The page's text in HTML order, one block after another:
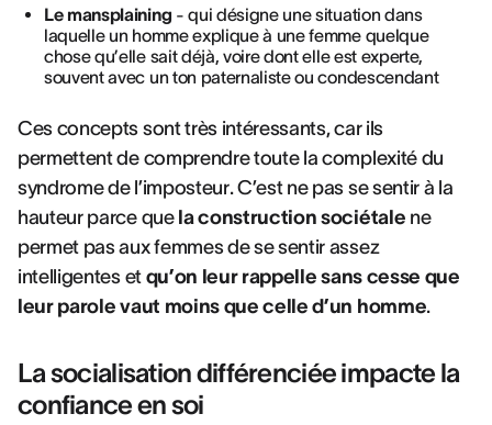
Le mansplaining - qui désigne une situation dans
laquelle un homme explique à une femme quelque
chose qu’elle sait déjà, voire dont elle est experte,
souvent avec un ton paternaliste ou condescendant
Ces concepts sont très intéressants, car ils
permettent de comprendre toute la complexité du
syndrome de l’imposteur. C’est ne pas se sentir à la
hauteur parce que la construction sociétale ne
permet pas aux femmes de se sentir assez
intelligentes et qu’on leur rappelle sans cesse que
leur parole vaut moins que celle d’un homme.
La socialisation différenciée impacte la
confiance en soi